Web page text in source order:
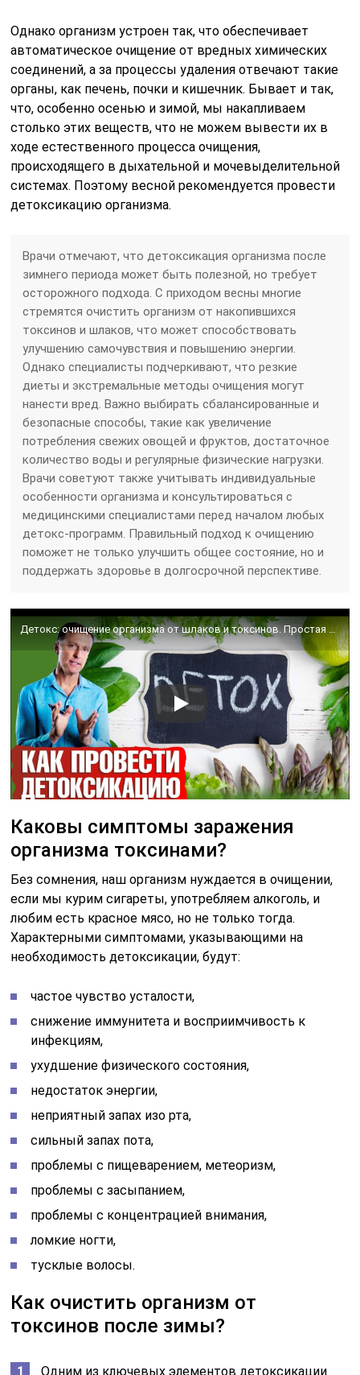
Однако организм устроен так, что обеспечивает
автоматическое очищение от вредных химических
соединений, а за процессы удаления отвечают такие
органы, как печень, почки и кишечник. Бывает и так,
что, особенно осенью и зимой, мы накапливаем
столько этих веществ, что не можем вывести их в
ходе естественного процесса очищения,
происходящего в дыхательной и мочевыделительной
системах. Поэтому весной рекомендуется провести
детоксикацию организма.
Врачи отмечают, что детоксикация организма после
зимнего периода может быть полезной, но требует
осторожного подхода. С приходом весны многие
стремятся очистить организм от накопившихся
токсинов и шлаков, что может способствовать
улучшению самочувствия и повышению энергии.
Однако специалисты подчеркивают, что резкие
диеты и экстремальные методы очищения могут
нанести вред. Важно выбирать сбалансированные и
безопасные способы, такие как увеличение
потребления свежих овощей и фруктов, достаточное
количество воды и регулярные физические нагрузки.
Врачи советуют также учитывать индивидуальные
особенности организма и консультироваться с
медицинскими специалистами перед началом любых
детокс-программ. Правильный подход к очищению
поможет не только улучшить общее состояние, но и
поддержать здоровье в долгосрочной перспективе.
Детокс: очищение организма от шлаков и токсинов. Простая детоксикация
Каковы симптомы заражения
организма токсинами?
Без сомнения, наш организм нуждается в очищении,
если мы курим сигареты, употребляем алкоголь, и
любим есть красное мясо, но не только тогда.
Характерными симптомами, указывающими на
необходимость детоксикации, будут:
частое чувство усталости,
снижение иммунитета и восприимчивость к
инфекциям,
ухудшение физического состояния,
недостаток энергии,
неприятный запах изо рта,
сильный запах пота,
проблемы с пищеварением, метеоризм,
проблемы с засыпанием,
проблемы с концентрацией внимания,
ломкие ногти,
тусклые волосы.
Как очистить организм от
токсинов после зимы?
Одним из ключевых элементов детоксикации